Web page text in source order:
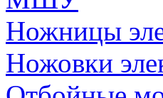
Ножницы
Ножовки